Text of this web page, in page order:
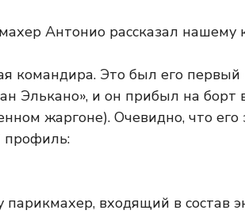
Антонио рассказал нашему
командира. Это был его первый
Элькано», и он прибыл на борт
жаргоне). Очевидно, что
профиль:
входящий в состав